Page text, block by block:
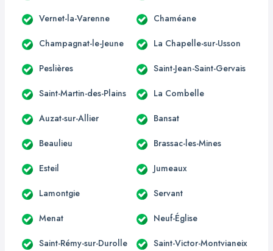
Vernet-la-Varenne Chaméane
Champagnat-le-Jeune La Chapelle-sur-Usson
Peslières Saint-Jean-Saint-Gervais
Saint-Martin-des-Plains La Combelle
Auzat-sur-Allier Bansat
Beaulieu Brassac-les-Mines
Esteil Jumeaux
Lamontgie Servant
Menat Neuf-Église
Saint-Rémy-sur-Durolle Saint-Victor-Montvianeix